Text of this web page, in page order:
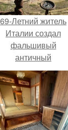
69-Летний житель
Италии создал
фальшивый
античный
амфитеатр и
долгое время
выдавал
его за настоящее
историческое